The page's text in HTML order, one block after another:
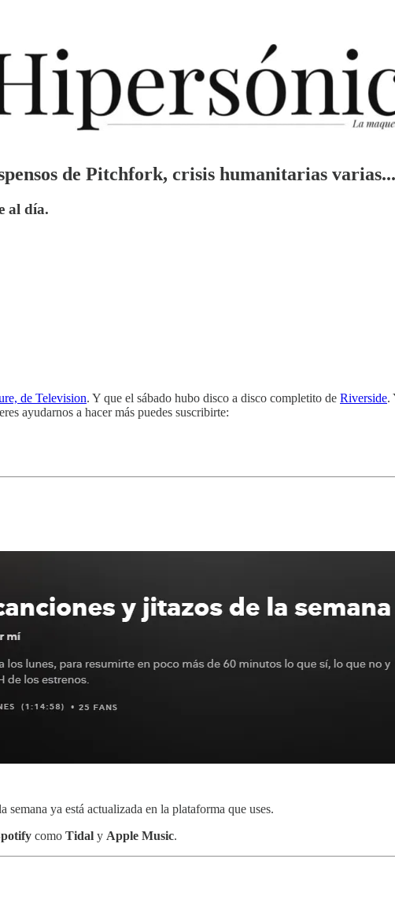
de Pitchfork, crisis humanitarias varias...
al día.
de Television. Y que el sábado hubo disco a disco completito de Riverside.
ayudarnos a hacer más puedes suscribirte:
ya está actualizada en la plataforma que uses.
como Tidal y Apple Music.